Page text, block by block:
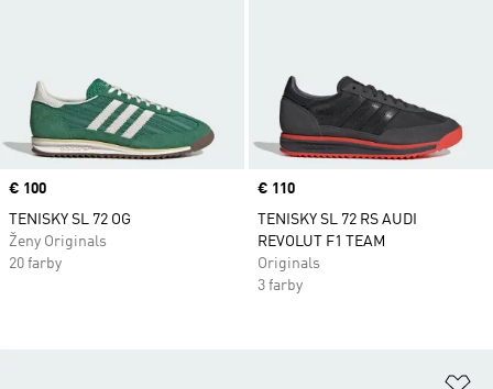
Price
€ 100
TENISKY SL 72 OG
Ženy Originals
20 farby
Price
€ 110
TENISKY SL 72 RS AUDI
REVOLUT F1 TEAM
Originals
3 farby